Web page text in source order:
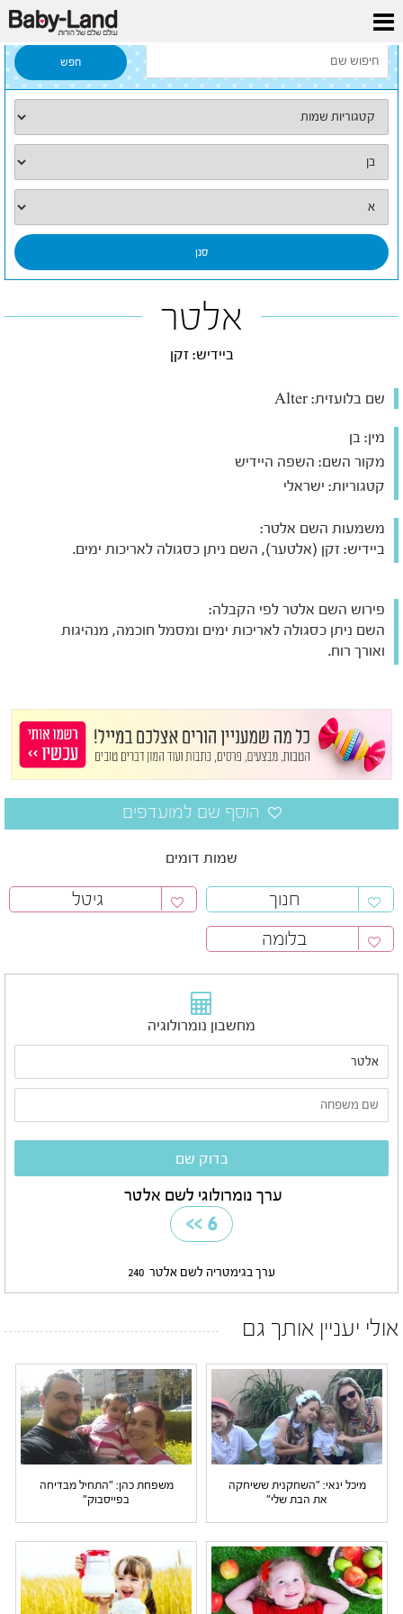
דף הבית
אלטר
ביידיש: זקן
שם בלועזית:
מין: בן
מקור השם: השפה היידיש
קטגוריות: ישראלי
משמעות השם אלטר:
ביידיש: זקן (אלטער), השם ניתן כסגולה לאריכות ימים.
פירוש השם אלטר לפי הקבלה:
השם ניתן כסגולה לאריכות ימים ומסמל חוכמה, מנהיגות
ואורך רוח.
שמות דומים
חנוך
גיטל
בלומה
מחשבון נומרולוגיה
ערך נומרולוגי לשם אלטר
6
>>
ערך בגימטריה לשם אלטר 240
אולי יעניין אותך גם
מיכל ינאי: "השחקנית ששיחקה
את הבת שלי"
משפחת כהן: "התחיל מבדיחה
בפייסבוק"